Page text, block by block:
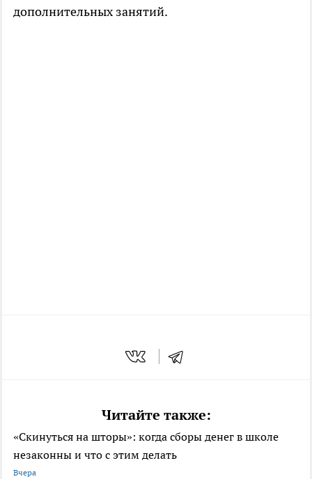
дополнительных занятий.
Читайте также:
«Скинуться на шторы»: когда сборы денег в школе
незаконны и что с этим делать
Вчера